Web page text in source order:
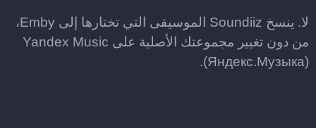
لا. ينسخ Soundiiz الموسيقى التي تختارها إلى Emby،
من دون تغيير مجموعتك الأصلية على Yandex Music
(Яндекс.Музыка).